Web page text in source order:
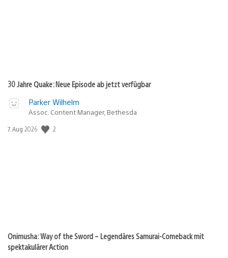
30 Jahre Quake: Neue Episode ab jetzt verfügbar
Parker Wilhelm
Assoc. Content Manager, Bethesda
Veröffentlichungsdatum:
7. Aug 2026 2
Onimusha: Way of the Sword – Legendäres Samurai-Comeback mit
spektakulärer Action